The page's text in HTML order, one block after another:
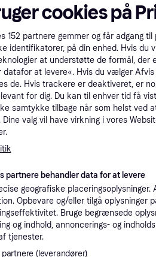
cookies på
152 partnere gemmer og får adgang
identifikatorer, på din enhed. Hvis du
at understøtte de formål, der
datafor at levere«. Hvis du vælger
de. Hvis trackere er deaktiveret, er
for dig. Du kan til enhver tid få
samtykke tilbage når som helst ved
Dine valg vil have virkning i vores
partnere behandler data for at levere
geografiske
Opbevare og/eller tilgå oplysninger
Bruge begrænsede
og indhold, annoncerings- og
tjenester.
(leverandører)